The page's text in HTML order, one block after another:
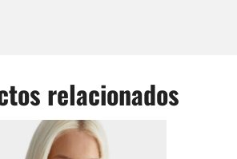
relacionados